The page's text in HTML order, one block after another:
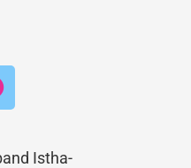
Istha-